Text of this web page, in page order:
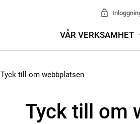
VÅR VERKSAMHET
Tyck till om webbplatsen
Tyck till om